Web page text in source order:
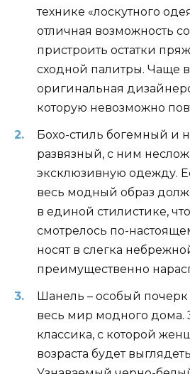
технике «лоскутного
отличная возможность
пристроить остатки
сходной палитры. Чаще
оригинальная
которую невозможно
Бохо-стиль богемный и
развязный, с ним
эксклюзивную одежду.
весь модный образ
в единой стилистике,
смотрелось по-
носят в слегка
преимущественно
Шанель – особый
весь мир модного дома.
классика, с которой
возраста будет